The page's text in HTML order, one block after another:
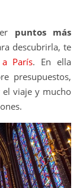
puntos más
descubrirla, te
París. En ella
presupuestos,
viaje y mucho